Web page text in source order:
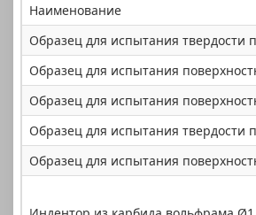
Наименование
Образец для испытания твердости
Образец для испытания
Образец для испытания
Образец для испытания твердости
Образец для испытания